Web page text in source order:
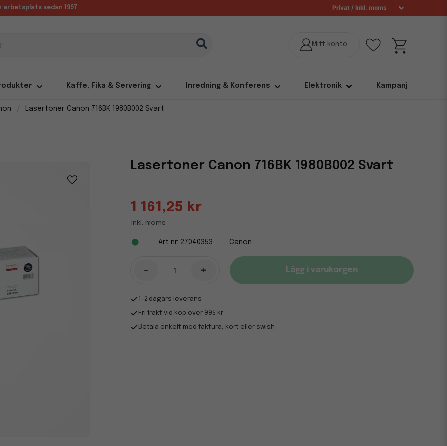
arbetsplats sedan 1997
Kaffe, Fika & Servering Inredning & Konferens Elektronik Kampanj
Lasertoner Canon 716BK 1980B002 Svart
Lasertoner Canon 716BK 1980B002 Svart
1 161,25 kr
Inkl. moms
27040353 Canon
- + Lägg i varukorgen
1-2 dagars leverans
Fri frakt vid köp över 995 kr
Betala enkelt med faktura, kort eller swish